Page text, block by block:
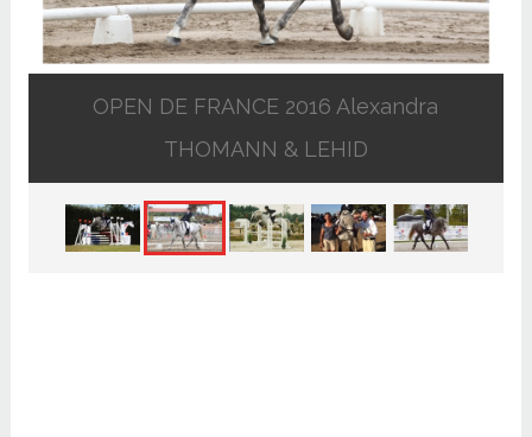
OPEN DE FRANCE 2016 Alexandra
THOMANN & LEHID